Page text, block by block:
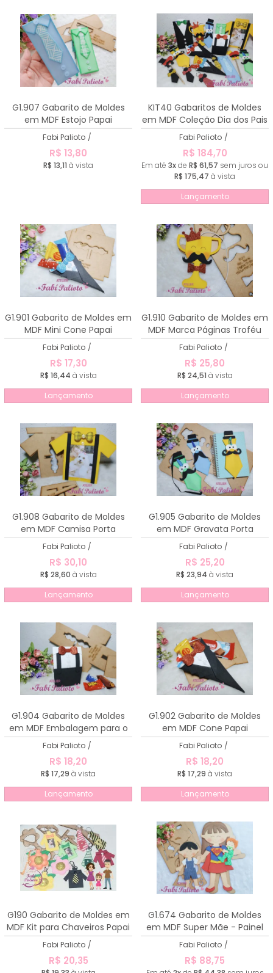
G1.907 Gabarito de Moldes
em MDF Estojo Papai
Fabi Palioto /
R$ 13,80
R$ 13,11 à vista
KIT40 Gabaritos de Moldes
em MDF Coleção Dia dos Pais
2025
Fabi Palioto /
R$ 184,70
Em até 3xde R$ 61,57 sem juros ou
R$ 175,47 à vista
Lançamento
G1.901 Gabarito de Moldes em
MDF Mini Cone Papai
Fabi Palioto /
R$ 17,30
R$ 16,44 à vista
Lançamento
G1.910 Gabarito de Moldes em
MDF Marca Páginas Troféu
Fabi Palioto /
R$ 25,80
R$ 24,51 à vista
Lançamento
G1.908 Gabarito de Moldes
em MDF Camisa Porta
Retrato 10X15cm
Fabi Palioto /
R$ 30,10
R$ 28,60 à vista
Lançamento
G1.905 Gabarito de Moldes
em MDF Gravata Porta
Caneta Marca Páginas
Fabi Palioto /
R$ 25,20
R$ 23,94 à vista
Lançamento
G1.904 Gabarito de Moldes
em MDF Embalagem para o
Papai
Fabi Palioto /
R$ 18,20
R$ 17,29 à vista
Lançamento
G1.902 Gabarito de Moldes
em MDF Cone Papai
Fabi Palioto /
R$ 18,20
R$ 17,29 à vista
Lançamento
G190 Gabarito de Moldes em
MDF Kit para Chaveiros Papai
e Mamãe
Fabi Palioto /
R$ 20,35
G1.674 Gabarito de Moldes
em MDF Super Mãe - Painel
Fabi Palioto /
R$ 88,75